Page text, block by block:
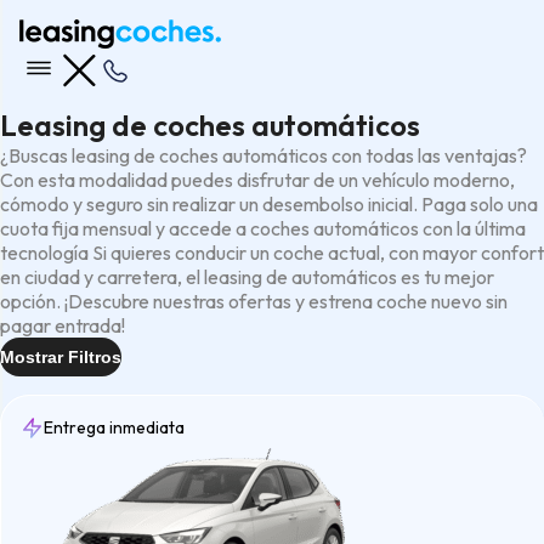
Leasing de coches automáticos
¿Buscas leasing de coches automáticos con todas las ventajas?
Con esta modalidad puedes disfrutar de un vehículo moderno,
cómodo y seguro sin realizar un desembolso inicial. Paga solo una
cuota fija mensual y accede a coches automáticos con la última
tecnología Si quieres conducir un coche actual, con mayor confort
en ciudad y carretera, el leasing de automáticos es tu mejor
opción. ¡Descubre nuestras ofertas y estrena coche nuevo sin
pagar entrada!
Mostrar Filtros
Entrega inmediata